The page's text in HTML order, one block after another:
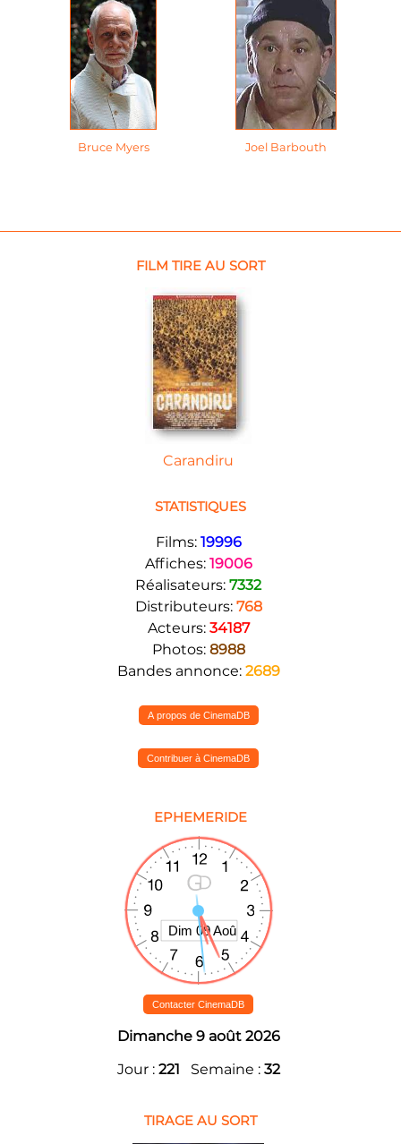
Bruce Myers Joel Barbouth
FILM TIRE AU SORT
Carandiru
STATISTIQUES
Films: 19996
Affiches: 19006
Réalisateurs: 7332
Distributeurs: 768
Acteurs: 34187
Photos: 8988
Bandes annonce: 2689
A propos de CinemaDB
Contribuer à CinemaDB
EPHEMERIDE
Contacter CinemaDB
Dimanche 9 août 2026
Jour : 221 Semaine : 32
TIRAGE AU SORT